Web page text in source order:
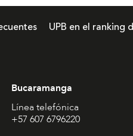
UPB en el ranking
Bucaramanga
Línea telefónica
+57 607 6796220